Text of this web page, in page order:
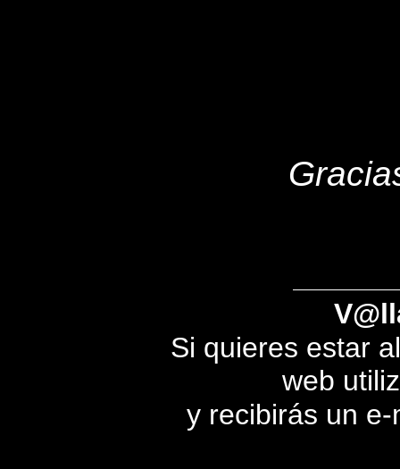
Si quieres estar
web
y recibirás un